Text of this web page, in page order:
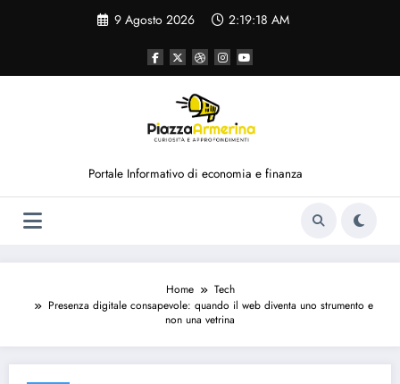
9 Agosto 2026 2:19:18 AM
Portale Informativo di economia e finanza
Home
Tech
Presenza digitale consapevole: quando il web diventa uno strumento e
non una vetrina